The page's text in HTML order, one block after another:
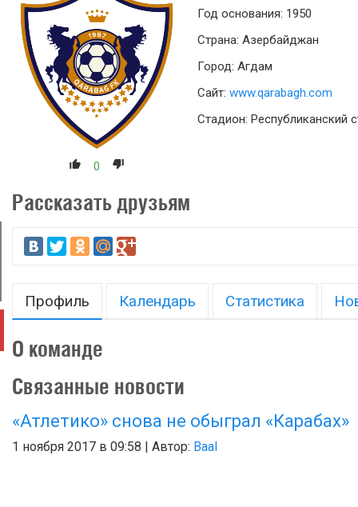
0
Год основания: 1950
Страна: Азербайджан
Город: Агдам
Сайт: www.qarabagh.com
Стадион: Республиканский
Рассказать друзьям
Профиль Календарь Статистика
О команде
Связанные новости
«Атлетико» снова не обыграл «Карабах»
1 ноября 2017 в 09:58 | Автор: Baal